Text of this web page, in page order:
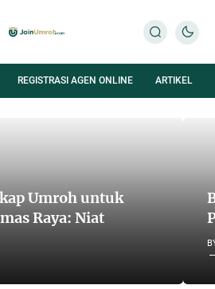
REGISTRASI AGEN ONLINE ARTIKEL
Umroh untuk
Raya: Niat